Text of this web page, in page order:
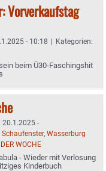
Vorverkaufstag
- 10:18 | Kategorien:
beim Ü30-Faschingshit
20.1.2025 -
Schaufenster, Wasserburg
WOCHE
- Wieder mit Verlosung
Kinderbuch